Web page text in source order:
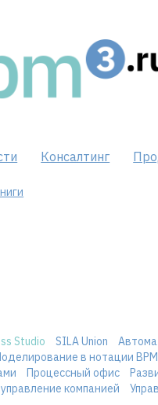
Консалтинг
Studio SILA Union
в нотации
Процессный офис
компанией